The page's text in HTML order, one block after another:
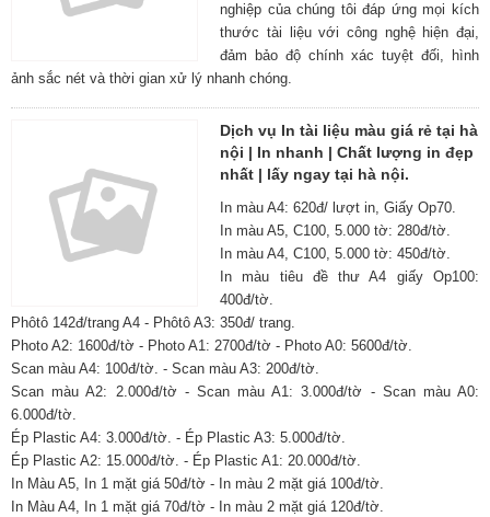
nghiệp của chúng tôi đáp ứng mọi kích
thước tài liệu với công nghệ hiện đại,
đảm bảo độ chính xác tuyệt đối, hình
ảnh sắc nét và thời gian xử lý nhanh chóng.
Dịch vụ In tài liệu màu giá rẻ tại hà
nội | In nhanh | Chất lượng in đẹp
nhất | lấy ngay tại hà nội.
In màu A4: 620đ/ lượt in, Giấy Op70.
In màu A5, C100, 5.000 tờ: 280đ/tờ.
In màu A4, C100, 5.000 tờ: 450đ/tờ.
In màu tiêu đề thư A4 giấy Op100:
400đ/tờ.
Phôtô 142đ/trang A4 - Phôtô A3: 350đ/ trang.
Photo A2: 1600đ/tờ - Photo A1: 2700đ/tờ - Photo A0: 5600đ/tờ.
Scan màu A4: 100đ/tờ. - Scan màu A3: 200đ/tờ.
Scan màu A2: 2.000đ/tờ - Scan màu A1: 3.000đ/tờ - Scan màu A0:
6.000đ/tờ.
Ép Plastic A4: 3.000đ/tờ. - Ép Plastic A3: 5.000đ/tờ.
Ép Plastic A2: 15.000đ/tờ. - Ép Plastic A1: 20.000đ/tờ.
In Màu A5, In 1 mặt giá 50đ/tờ - In màu 2 mặt giá 100đ/tờ.
In Màu A4, In 1 mặt giá 70đ/tờ - In màu 2 mặt giá 120đ/tờ.